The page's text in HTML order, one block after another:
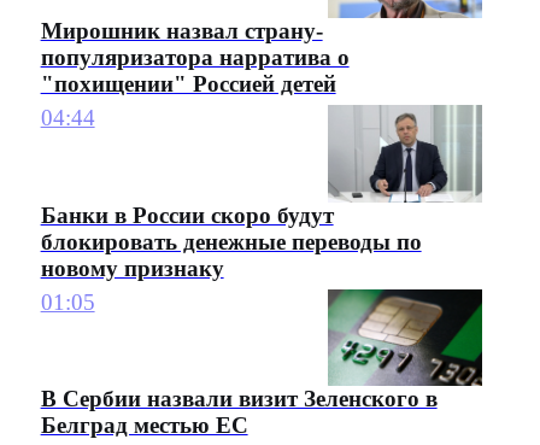
Мирошник назвал страну-
популяризатора нарратива о
"похищении" Россией детей
04:44
Банки в России скоро будут
блокировать денежные переводы по
новому признаку
01:05
В Сербии назвали визит Зеленского в
Белград местью ЕС